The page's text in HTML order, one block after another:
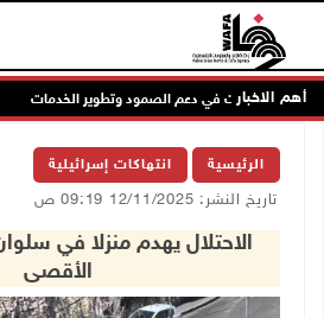
أهم الاخبار
البلديات في دعم الصمود وتطوير الخدمات
الرئيسية انتهاكات إسرائيلية
تاريخ النشر: 12/11/2025 09:19 ص
الاحتلال يهدم منزلا في
الأقصى